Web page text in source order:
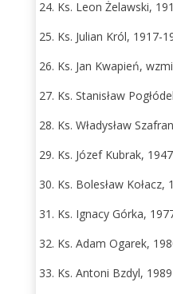
24. Ks. Leon Żelawski,
25. Ks. Julian Król, 1917-
26. Ks. Jan Kwapień,
27. Ks. Stanisław
28. Ks. Władysław
29. Ks. Józef Kubrak,
30. Ks. Bolesław Kołacz,
31. Ks. Ignacy Górka,
32. Ks. Adam Ogarek,
33. Ks. Antoni Bzdyl,